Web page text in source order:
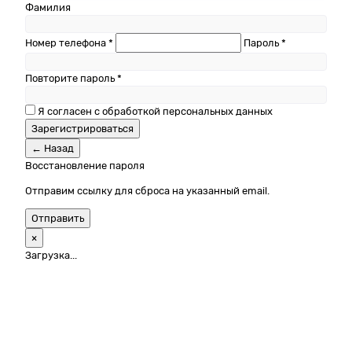
Фамилия
Номер телефона * Пароль *
Повторите пароль *
Я согласен с обработкой персональных данных
Зарегистрироваться
← Назад
Восстановление пароля
Отправим ссылку для сброса на указанный email.
Отправить
×
Загрузка...